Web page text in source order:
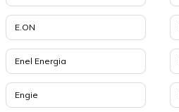
E.ON
Enel Energia
Engie